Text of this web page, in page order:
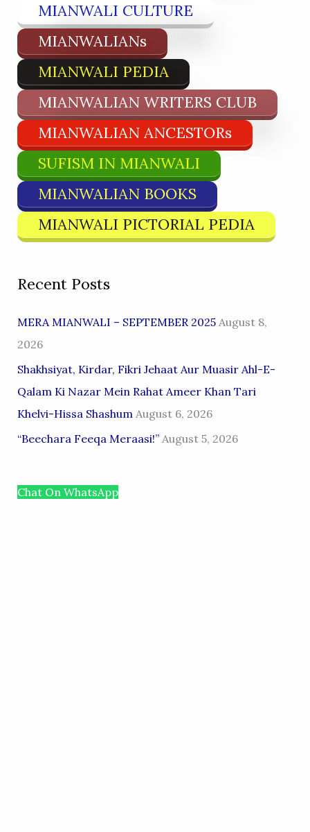
MIANWALI CULTURE
MIANWALIANs
MIANWALI PEDIA
MIANWALIAN WRITERS CLUB
MIANWALIAN ANCESTORs
SUFISM IN MIANWALI
MIANWALIAN BOOKS
MIANWALI PICTORIAL PEDIA
Recent Posts
MERA MIANWALI – SEPTEMBER 2025 August 8,
2026
Shakhsiyat, Kirdar, Fikri Jehaat Aur Muasir Ahl-E-
Qalam Ki Nazar Mein Rahat Ameer Khan Tari
Khelvi-Hissa Shashum August 6, 2026
“Beechara Feeqa Meraasi!” August 5, 2026
Chat On WhatsApp